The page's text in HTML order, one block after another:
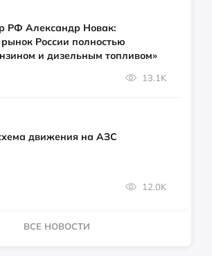
РФ Александр Новак:
России полностью
и дизельным топливом»
13.1K
движения на АЗС
12.0K
ВСЕ НОВОСТИ